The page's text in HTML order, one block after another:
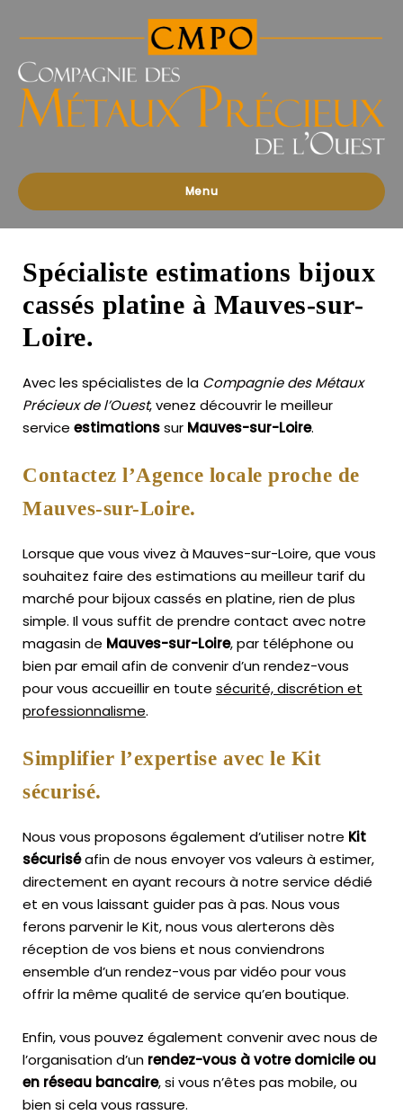
des
Précieux
l'Ouest
Menu
Spécialiste estimations bijoux
cassés platine à Mauves-sur-
Loire.
Avec les spécialistes de la Compagnie des Métaux
Précieux de l’Ouest, venez découvrir le meilleur
service estimationssur Mauves-sur-Loire.
Contactez l’Agence locale proche de
Mauves-sur-Loire.
Lorsque que vous vivez à Mauves-sur-Loire, que vous
souhaitez faire des estimations au meilleur tarif du
marché pour bijoux cassés en platine, rien de plus
simple. Il vous suffit de prendre contact avec notre
magasin de Mauves-sur-Loire, par téléphone ou
bien par email afin de convenir d’un rendez-vous
pour vous accueillir en toute sécurité, discrétion et
professionnalisme.
Simplifier l’expertise avec le Kit
sécurisé.
Nous vous proposons également d’utiliser notre Kit
sécuriséafin de nous envoyer vos valeurs à estimer,
directement en ayant recours à notre service dédié
et en vous laissant guider pas à pas. Nous vous
ferons parvenir le Kit, nous vous alerterons dès
réception de vos biens et nous conviendrons
ensemble d’un rendez-vous par vidéo pour vous
offrir la même qualité de service qu’en boutique.
Enfin, vous pouvez également convenir avec nous de
l’organisation d’un rendez-vous à votre domicile ou
en réseau bancaire, si vous n’êtes pas mobile, ou
bien si cela vous rassure.